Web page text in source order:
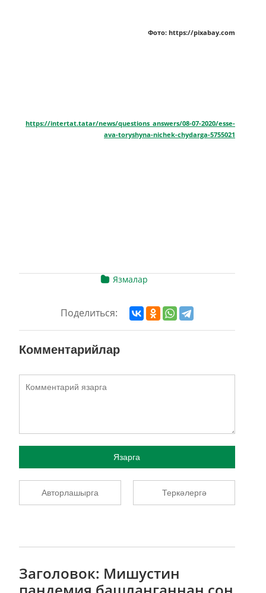
Фото: https://pixabay.com
https://intertat.tatar/news/questions_answers/08-07-2020/esse-
ava-toryshyna-nichek-chydarga-5755021
Язмалар
Поделиться:
Комментарийлар
Язарга
Авторлашырга Теркәлергә
Заголовок: Мишустин